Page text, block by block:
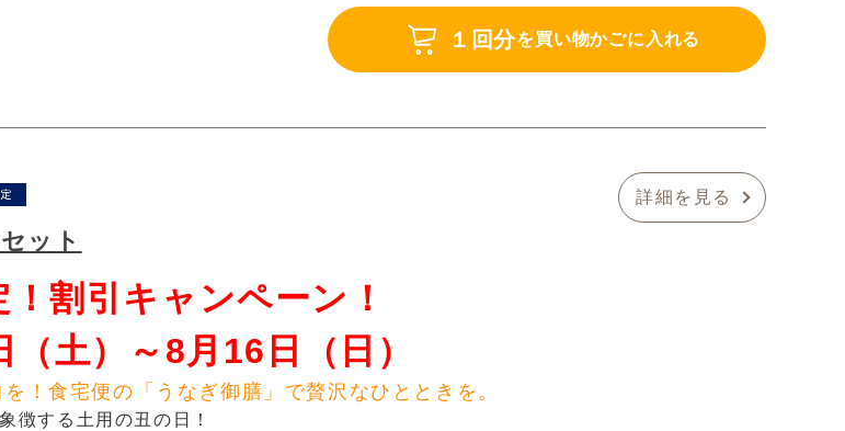
１回分を買い物かごに入れる
詳細を見る
ット
割引キャンペーン！
土）～8月16日（日）
！食宅便の「うなぎ御膳」で贅沢なひとときを。
徴する土用の丑の日！